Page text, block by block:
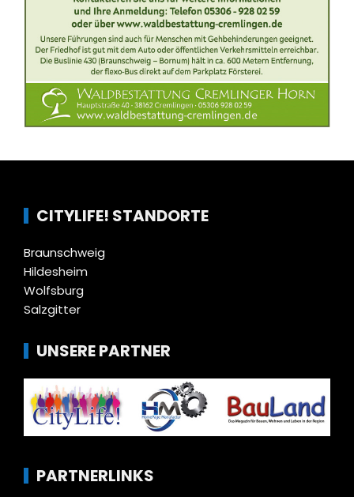
CITYLIFE! STANDORTE
Braunschweig
Hildesheim
Wolfsburg
Salzgitter
UNSERE PARTNER
PARTNERLINKS